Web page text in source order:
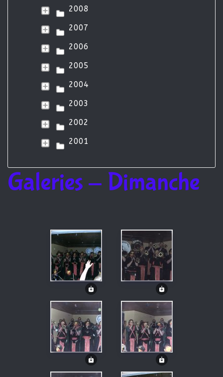
2008
2007
2006
2005
2004
2003
2002
2001
Galeries - Dimanche